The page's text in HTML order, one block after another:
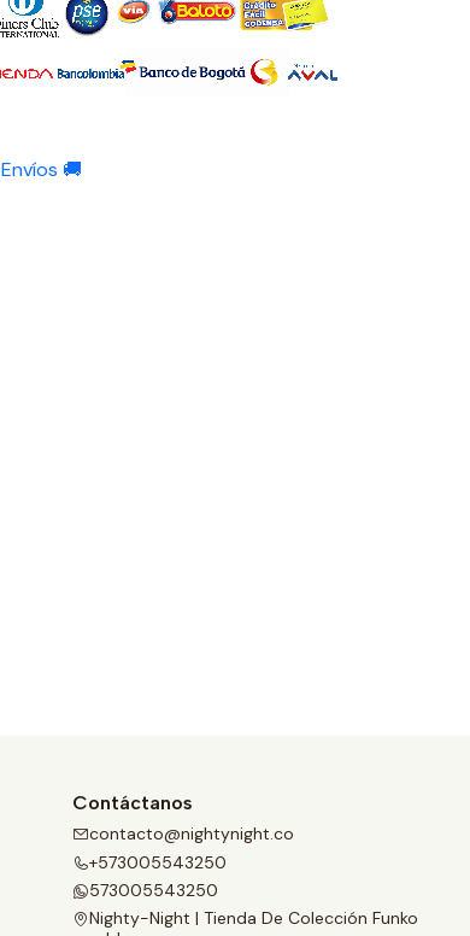
Envíos 🚚
Contáctanos
contacto@nightynight.co
+573005543250
573005543250
Nighty-Night | Tienda De Colección Funko